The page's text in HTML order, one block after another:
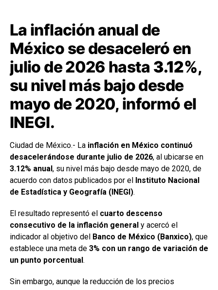
La inflación anual de
México se desaceleró en
julio de 2026 hasta 3.12%,
su nivel más bajo desde
mayo de 2020, informó el
INEGI.
Ciudad de México.- La inflación en México continuó
desacelerándose durante julio de 2026, al ubicarse en
3.12% anual, su nivel más bajo desde mayo de 2020, de
acuerdo con datos publicados por el Instituto Nacional
de Estadística y Geografía (INEGI).
El resultado representó el cuarto descenso
consecutivo de la inflación general y acercó el
indicador al objetivo del Banco de México (Banxico), que
establece una meta de 3% con un rango de variación de
un punto porcentual.
Sin embargo, aunque la reducción de los precios